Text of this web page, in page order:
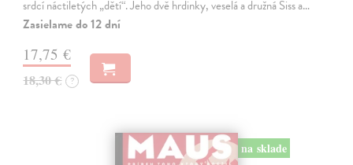
srdcí náctiletých „dětí“. Jeho dvě hrdinky, veselá a družná Siss a…
Zasielame do 12 dní
17,75 €
18,30 € ?
na sklade